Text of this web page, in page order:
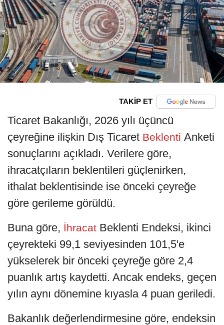
TAKİP ET
Ticaret Bakanlığı, 2026 yılı üçüncü
çeyreğine ilişkin Dış Ticaret Beklenti Anketi
sonuçlarını açıkladı. Verilere göre,
ihracatçıların beklentileri güçlenirken,
ithalat beklentisinde ise önceki çeyreğe
göre gerileme görüldü.
Buna göre, İhracat Beklenti Endeksi, ikinci
çeyrekteki 99,1 seviyesinden 101,5'e
yükselerek bir önceki çeyreğe göre 2,4
puanlık artış kaydetti. Ancak endeks, geçen
yılın aynı dönemine kıyasla 4 puan geriledi.
Bakanlık değerlendirmesine göre, endeksin